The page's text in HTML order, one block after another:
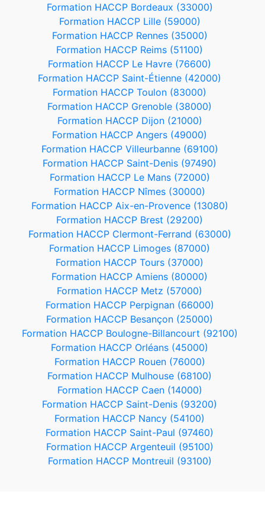
Formation HACCP Bordeaux (33000)
Formation HACCP Lille (59000)
Formation HACCP Rennes (35000)
Formation HACCP Reims (51100)
Formation HACCP Le Havre (76600)
Formation HACCP Saint-Étienne (42000)
Formation HACCP Toulon (83000)
Formation HACCP Grenoble (38000)
Formation HACCP Dijon (21000)
Formation HACCP Angers (49000)
Formation HACCP Villeurbanne (69100)
Formation HACCP Saint-Denis (97490)
Formation HACCP Le Mans (72000)
Formation HACCP Nîmes (30000)
Formation HACCP Aix-en-Provence (13080)
Formation HACCP Brest (29200)
Formation HACCP Clermont-Ferrand (63000)
Formation HACCP Limoges (87000)
Formation HACCP Tours (37000)
Formation HACCP Amiens (80000)
Formation HACCP Metz (57000)
Formation HACCP Perpignan (66000)
Formation HACCP Besançon (25000)
Formation HACCP Boulogne-Billancourt (92100)
Formation HACCP Orléans (45000)
Formation HACCP Rouen (76000)
Formation HACCP Mulhouse (68100)
Formation HACCP Caen (14000)
Formation HACCP Saint-Denis (93200)
Formation HACCP Nancy (54100)
Formation HACCP Saint-Paul (97460)
Formation HACCP Argenteuil (95100)
Formation HACCP Montreuil (93100)